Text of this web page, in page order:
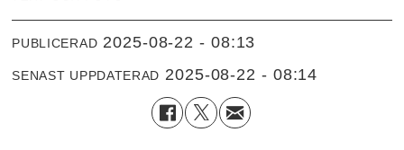
PUBLICERAD 2025-08-22 - 08:13
SENAST UPPDATERAD 2025-08-22 - 08:14